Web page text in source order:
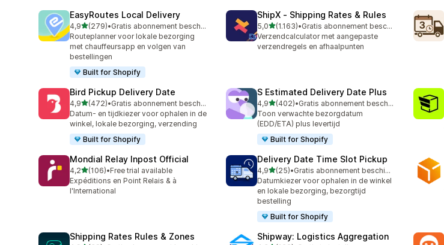
EasyRoutes Local Delivery
4,9van 5 sterren
(279)
279 recensies in totaal
•
Gratis abonnement beschikbaar
Routeplanner voor lokale bezorging
met chauffeursapp en volgen van
bestellingen
Built for Shopify
ShipX ‑ Shipping Rates & Rules
5,0van 5 sterren
(1.163)
1163 recensies in totaal
•
Gratis abonnement beschikbaar
Verzendcalculator met aangepaste
verzendregels en afhaalpunten
Bird Pickup Delivery Date
4,9van 5 sterren
(472)
472 recensies in totaal
•
Gratis abonnement beschikbaar
Datum- en tijdkiezer voor ophalen in de
winkel, lokale bezorging, verzending
Built for Shopify
S Estimated Delivery Date Plus
4,9van 5 sterren
(402)
402 recensies in totaal
•
Gratis abonnement beschikbaar
Toon verwachte bezorgdatum
(EDD/ETA) plus levertijd
Built for Shopify
Mondial Relay Inpost Official
4,2van 5 sterren
(106)
106 recensies in totaal
•Free trial available
Expéditions en Point Relais & à
l'International
Delivery Date Time Slot Pickup
4,9van 5 sterren
(25)
25 recensies in totaal
•
Gratis abonnement beschikbaar
Datumkiezer voor ophalen in de winkel
en lokale bezorging, bezorgtijd
bestelling
Built for Shopify
Shipping Rates Rules & Zones Shipway: Logistics Aggregation